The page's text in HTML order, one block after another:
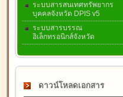
ระบบสารสนเทศทรัพยากร
บุคคลจังหวัด DPIS v5
ระบบสารบรรณ
อิเล็กทรอนิกส์จังหวัด
ดาวน์โหลดเอกสาร